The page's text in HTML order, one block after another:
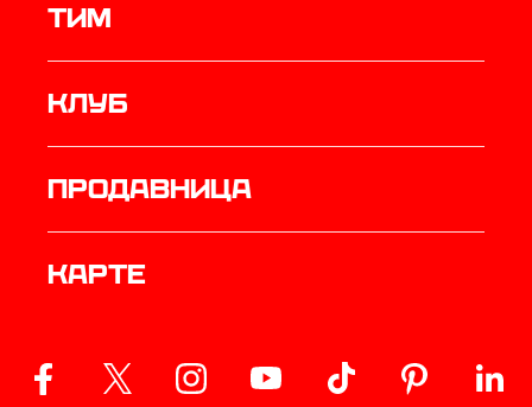
ТИМ
Клуб
продавница
Карте